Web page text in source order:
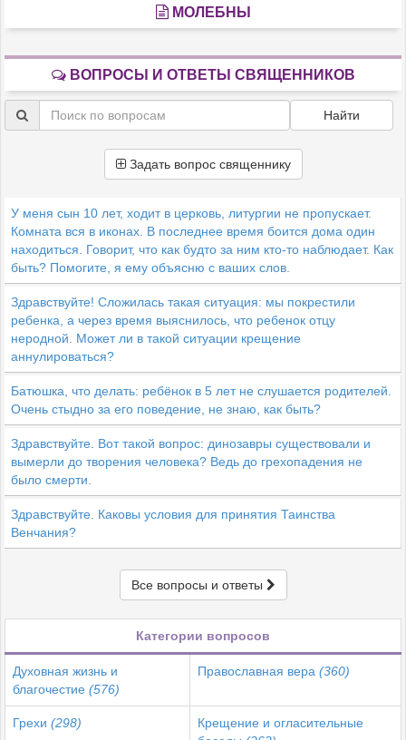
МОЛЕБНЫ
ВОПРОСЫ И ОТВЕТЫ СВЯЩЕННИКОВ
Найти
Задать вопрос священнику
У меня сын 10 лет, ходит в церковь, литургии не пропускает.
Комната вся в иконах. В последнее время боится дома один
находиться. Говорит, что как будто за ним кто-то наблюдает. Как
быть? Помогите, я ему объясню с ваших слов.
Здравствуйте! Сложилась такая ситуация: мы покрестили
ребенка, а через время выяснилось, что ребенок отцу
неродной. Может ли в такой ситуации крещение
аннулироваться?
Батюшка, что делать: ребёнок в 5 лет не слушается родителей.
Очень стыдно за его поведение, не знаю, как быть?
Здравствуйте. Вот такой вопрос: динозавры существовали и
вымерли до творения человека? Ведь до грехопадения не
было смерти.
Здравствуйте. Каковы условия для принятия Таинства
Венчания?
Все вопросы и ответы
Категории вопросов
Духовная жизнь и
благочестие (576)
Православная вера (360)
Грехи (298)
Крещение и огласительные